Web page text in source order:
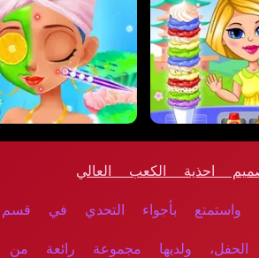
احذية الكعب العالي
واستمتع بأجواء التحدي في
ولديها مجموعة رائعة من